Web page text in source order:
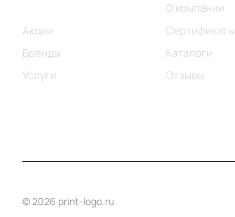
Акции
Бренды
Услуги
О компании
Сертификаты
Каталоги
Отзывы
© 2026 print-logo.ru